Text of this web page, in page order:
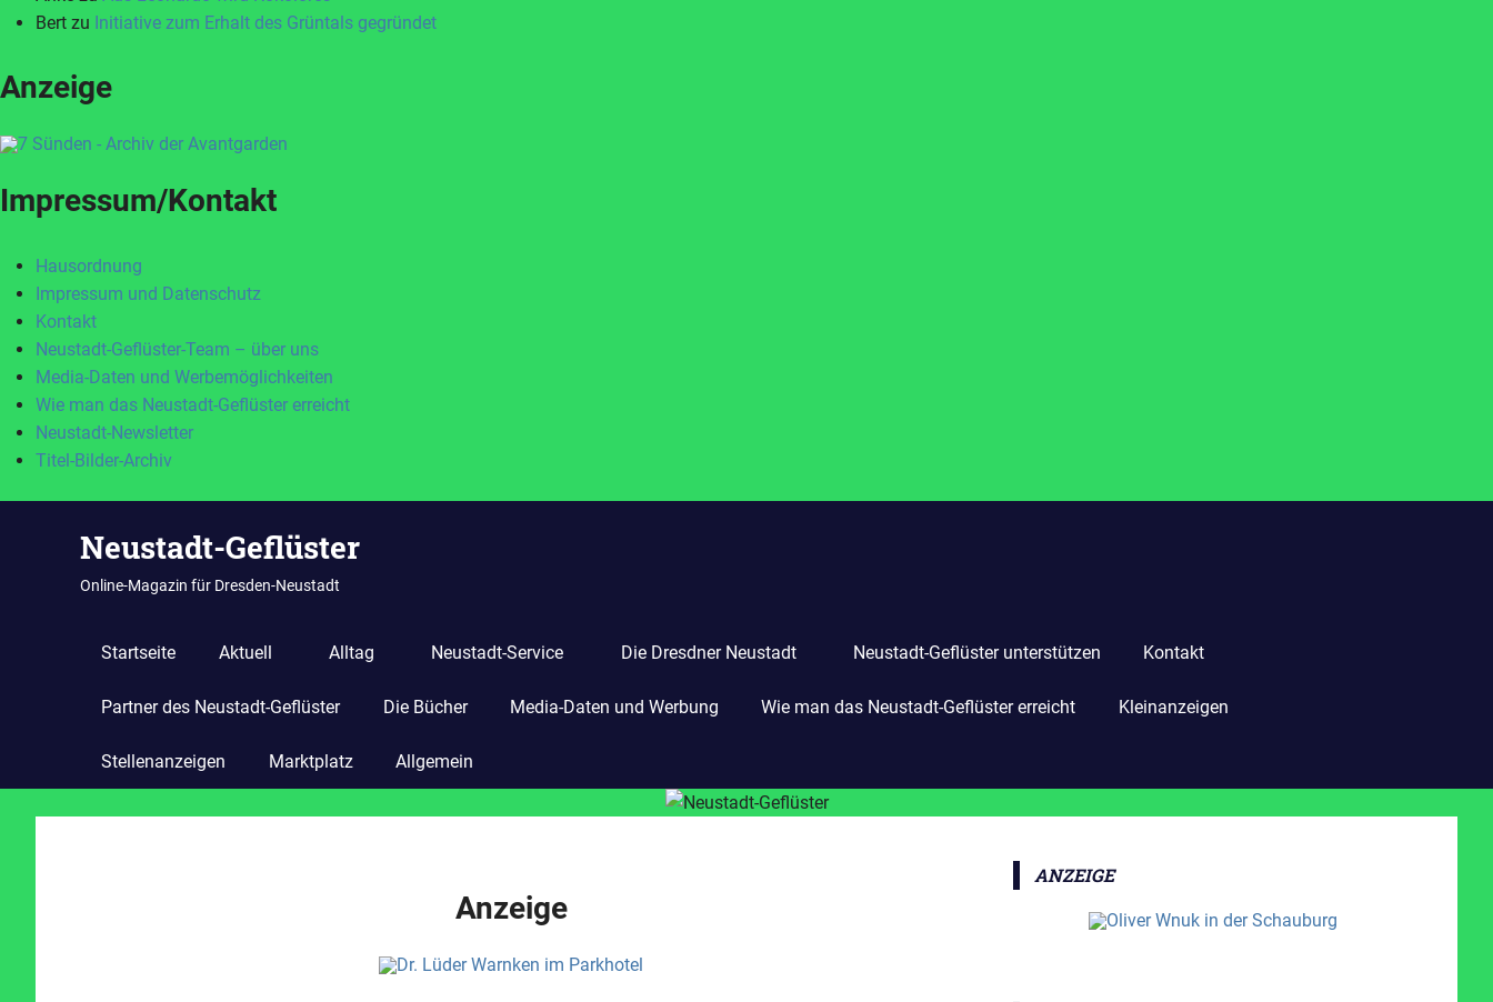
Bert zu Initiative zum Erhalt des Grüntals gegründet
Anzeige
Impressum/Kontakt
Hausordnung
Impressum und Datenschutz
Kontakt
Neustadt-Geflüster-Team – über uns
Media-Daten und Werbemöglichkeiten
Wie man das Neustadt-Geflüster erreicht
Neustadt-Newsletter
Titel-Bilder-Archiv
Neustadt-Geflüster
Online-Magazin für Dresden-Neustadt
Startseite Aktuell Alltag Neustadt-Service Die Dresdner Neustadt Neustadt-Geflüster unterstützen Kontakt
Partner des Neustadt-Geflüster Die Bücher Media-Daten und Werbung Wie man das Neustadt-Geflüster erreicht Kleinanzeigen
Stellenanzeigen Marktplatz Allgemein
Anzeige
ANZEIGE